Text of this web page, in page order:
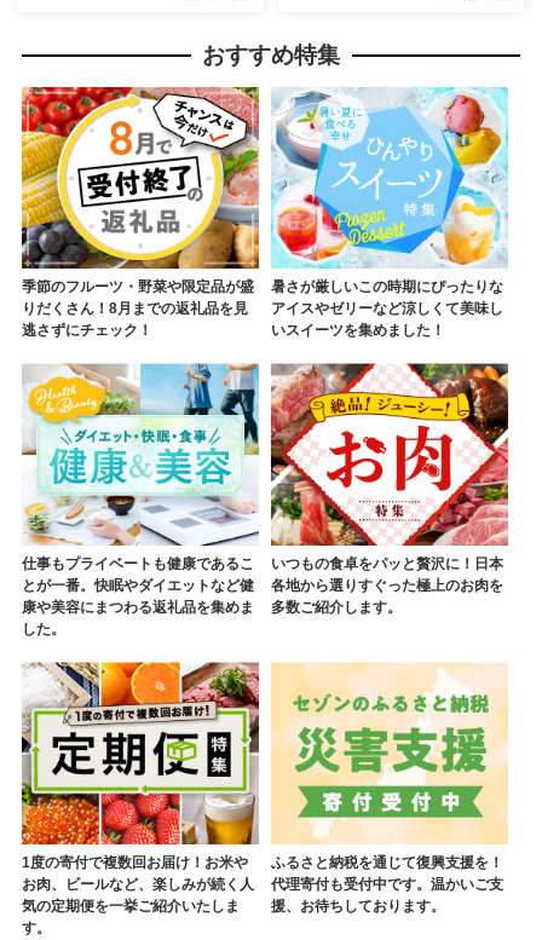
おすすめ特集
季節のフルーツ・野菜や限定品が盛
りだくさん！8月までの返礼品を見
逃さずにチェック！
暑さが厳しいこの時期にぴったりな
アイスやゼリーなど涼しくて美味し
いスイーツを集めました！
仕事もプライベートも健康であるこ
とが一番。快眠やダイエットなど健
康や美容にまつわる返礼品を集めま
した。
いつもの食卓をパッと贅沢に！日本
各地から選りすぐった極上のお肉を
多数ご紹介します。
1度の寄付で複数回お届け！お米や
お肉、ビールなど、楽しみが続く人
気の定期便を一挙ご紹介いたしま
す。
ふるさと納税を通じて復興支援を！
代理寄付も受付中です。温かいご支
援、お待ちしております。